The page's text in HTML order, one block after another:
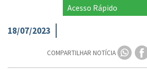
18/07/2023
COMPARTILHAR NOTÍCIA